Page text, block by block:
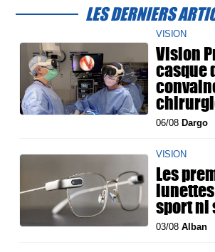
LES DERNIERS
VISION
Vision
casque
06/08 Dargo
VISION
Les
sport ni
03/08Alban